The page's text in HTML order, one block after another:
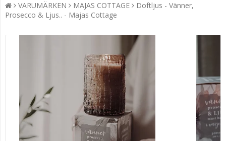
VARUMÄRKEN MAJAS COTTAGE
Doftljus - Vänner,
Prosecco & Ljus.. - Majas Cottage